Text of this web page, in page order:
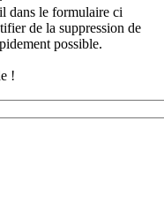
dans le formulaire ci
de la suppression de
possible.
!